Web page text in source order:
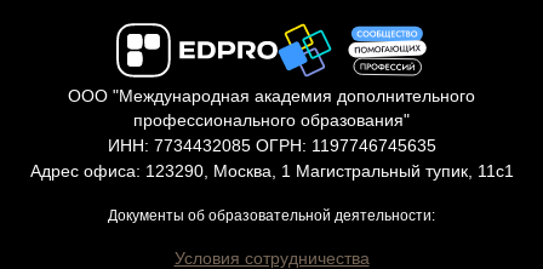
ООО "Международная академия дополнительного
профессионального образования"
ИНН: 7734432085 ОГРН: 1197746745635
Адрес офиса: 123290, Москва, 1 Магистральный тупик, 11с1
Документы об образовательной деятельности:
Условия сотрудничества